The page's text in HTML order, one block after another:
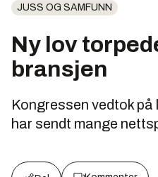
JUSS OG SAMFUNN
Ny lov
bransjen
Kongressen vedtok på
har sendt mange